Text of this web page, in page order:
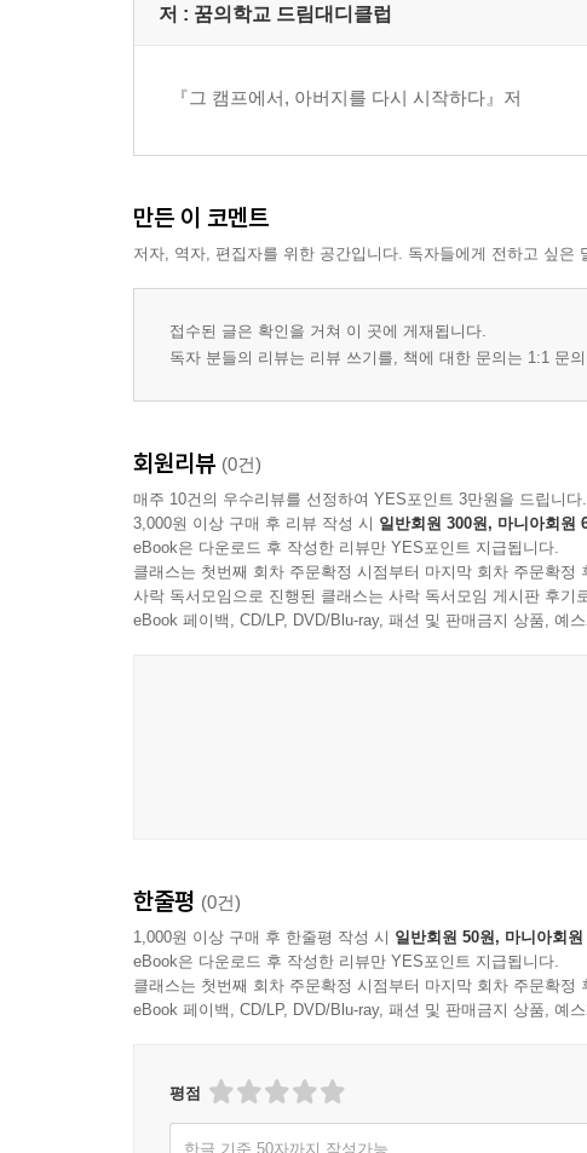
저 : 꿈의학교 드림대디클럽
『그 캠프에서, 아버지를 다시 시작하다』저
만든 이 코멘트
저자, 역자, 편집자를 위한 공간입니다. 독자들에게 전하고 싶은
접수된 글은 확인을 거쳐 이 곳에 게재됩니다.
독자 분들의 리뷰는 리뷰 쓰기를, 책에 대한 문의는 1:1 문
회원리뷰 (0건)
매주 10건의 우수리뷰를 선정하여 YES포인트 3만원을 드립니다.
3,000원 이상 구매 후 리뷰 작성 시 일반회원 300원, 마니아회원
eBook은 다운로드 후 작성한 리뷰만 YES포인트 지급됩니다.
클래스는 첫번째 회차 주문확정 시점부터 마지막 회차 주문확
사락 독서모임으로 진행된 클래스는 사락 독서모임 게시판 후기
eBook 페이백, CD/LP, DVD/Blu-ray, 패션 및 판매금지 상품, 예
한줄평 (0건)
1,000원 이상 구매 후 한줄평 작성 시 일반회원 50원, 마니아회원
eBook은 다운로드 후 작성한 리뷰만 YES포인트 지급됩니다.
클래스는 첫번째 회차 주문확정 시점부터 마지막 회차 주문확
eBook 페이백, CD/LP, DVD/Blu-ray, 패션 및 판매금지 상품, 예
평점
한글 기준 50자까지 작성가능